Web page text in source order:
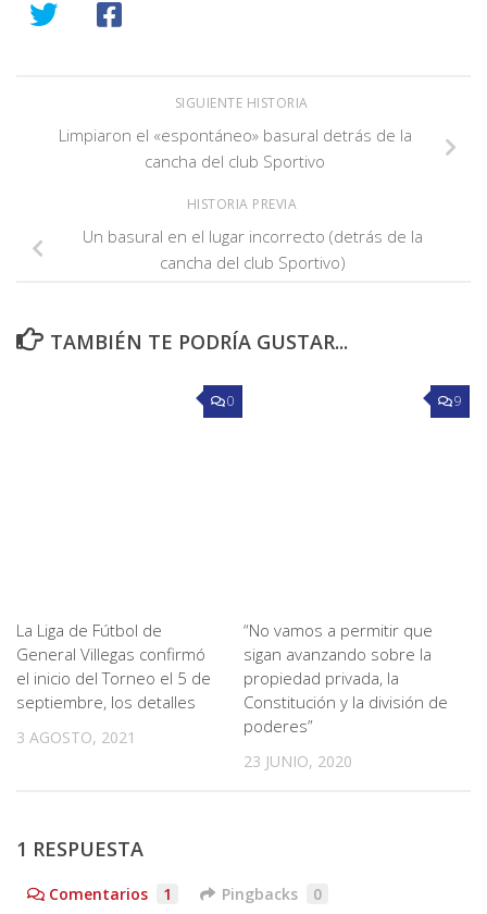
SIGUIENTE HISTORIA
Limpiaron el «espontáneo» basural detrás de la
cancha del club Sportivo
HISTORIA PREVIA
Un basural en el lugar incorrecto (detrás de la
cancha del club Sportivo)
TAMBIÉN TE PODRÍA GUSTAR...
0
La Liga de Fútbol de
General Villegas confirmó
el inicio del Torneo el 5 de
septiembre, los detalles
3 AGOSTO, 2021
9
“No vamos a permitir que
sigan avanzando sobre la
propiedad privada, la
Constitución y la división de
poderes”
23 JUNIO, 2020
1 RESPUESTA
Comentarios 1 Pingbacks 0